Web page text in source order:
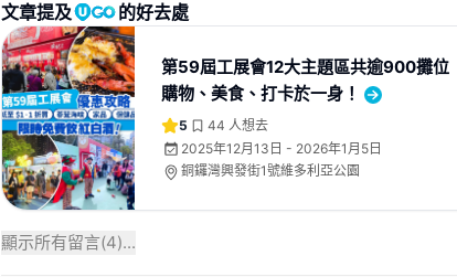
文章提及 的好去處
第59屆工展會12大主題區共逾900攤位
購物、美食、打卡於一身！
5 44 人想去
2025年12月13日 - 2026年1月5日
銅鑼灣興發街1號維多利亞公園
顯示所有留言(4)...